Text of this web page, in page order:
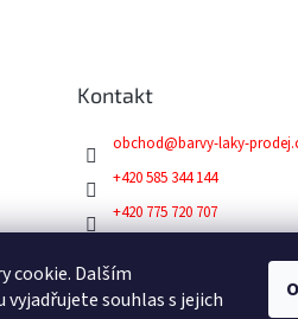
cookie. Dalším
souhlas s jejich
Kontakt
obchod@barvy-laky-
+420 585 344 144
+420 775 720 707